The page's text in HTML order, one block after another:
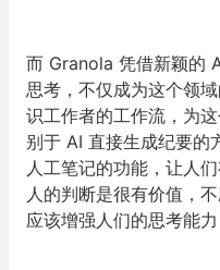
而 Granola 凭借新颖的
思考，不仅成为这个领
识工作者的工作流，为
别于 AI 直接生成纪要的
人工笔记的功能，让人
人的判断是很有价值，
应该增强人们的思考能